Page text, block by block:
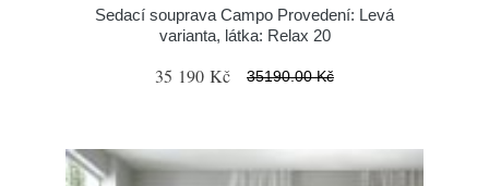
Sedací souprava Campo Provedení: Levá
varianta, látka: Relax 20
35 190 Kč 35190.00 Kč